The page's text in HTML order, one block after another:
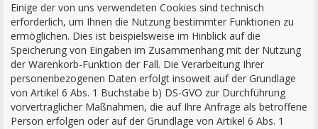
Einige der von uns verwendeten Cookies sind technisch
erforderlich, um Ihnen die Nutzung bestimmter Funktionen zu
ermöglichen. Dies ist beispielsweise im Hinblick auf die
Speicherung von Eingaben im Zusammenhang mit der Nutzung
der Warenkorb-Funktion der Fall. Die Verarbeitung Ihrer
personenbezogenen Daten erfolgt insoweit auf der Grundlage
von Artikel 6 Abs. 1 Buchstabe b) DS-GVO zur Durchführung
vorvertraglicher Maßnahmen, die auf Ihre Anfrage als betroffene
Person erfolgen oder auf der Grundlage von Artikel 6 Abs. 1